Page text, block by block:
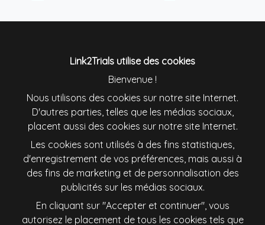
Deutschland England
España France
Ireland Italiana
Lietuva Magyarország
Nederland New Zealand
Link2Trials utilise des cookies
Bienvenue !
Nous utilisons des cookies sur notre site Internet.
D'autres parties, telles que les médias sociaux,
placent aussi des cookies sur notre site Internet.
Les cookies sont utilisés à des fins statistiques,
d'enregistrement de vos préférences, mais aussi à
des fins de marketing et de personnalisation des
publicités sur les médias sociaux.
En cliquant sur "Accepter et continuer", vous
autorisez le placement de tous les cookies tels que